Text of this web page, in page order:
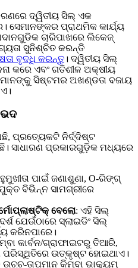
ଦ୍ୱିତୀୟ ସିଲ୍ ଏକ
ସେମାନଙ୍କର ପ୍ରାଥମିକ କାର୍ଯ୍ୟ
ଚାରିପାଖରେ ଲିକେଜ୍
ସୁନିଶ୍ଚିତ କରନ୍ତି
ବୃଦ୍ଧି କରନ୍ତୁ । ଦ୍ୱିତୀୟ ସିଲ୍
କରେ ଏବଂ ଗତିଶୀଳ ଅକ୍ଷୀୟ
ସିଷ୍ଟମର ଅଖଣ୍ଡତା ବଜାୟ
ପ୍ରତ୍ୟେକଟି ନିର୍ଦ୍ଦିଷ୍ଟ
ସାଧାରଣ ପ୍ରକାରଗୁଡ଼ିକ ମଧ୍ୟରେ
ପାଇଁ ଜଣାଶୁଣା, O-ରିଙ୍ଗ୍
ବିଭିନ୍ନ ସାମଗ୍ରୀରେ
ବେଲୋ: ଏହି ସିଲ୍
ଯେଉଁଠାରେ ସ୍ଲାଇଡିଂ ସିଲ୍
କରିନପାରେ।
କାର୍ବନ/ଗ୍ରାଫାଇଟରୁ ତିଆରି,
ଉତ୍କୃଷ୍ଟ ହୋଇଥାଏ।
ତାପମାନ କିମ୍ବା ଭାକ୍ୟୁମ୍